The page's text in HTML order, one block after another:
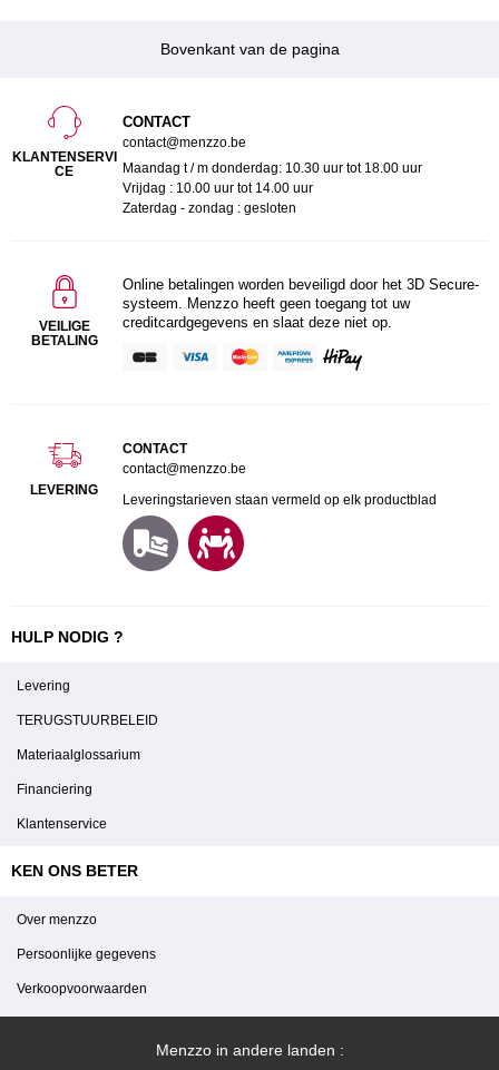
Bovenkant van de pagina
KLANTENSERVI
CE
CONTACT
contact@menzzo.be
Maandag t / m donderdag: 10.30 uur tot 18.00 uur
Vrijdag : 10.00 uur tot 14.00 uur
Zaterdag - zondag : gesloten
VEILIGE
BETALING
Online betalingen worden beveiligd door het 3D Secure-
systeem. Menzzo heeft geen toegang tot uw
creditcardgegevens en slaat deze niet op.
LEVERING
CONTACT
contact@menzzo.be
Leveringstarieven staan vermeld op elk productblad
HULP NODIG ?
Levering
TERUGSTUURBELEID
Materiaalglossarium
Financiering
Klantenservice
KEN ONS BETER
Over menzzo
Persoonlijke gegevens
Verkoopvoorwaarden
Menzzo in andere landen :